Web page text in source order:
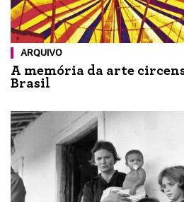
ARQUIVO
A memória da arte
Brasil